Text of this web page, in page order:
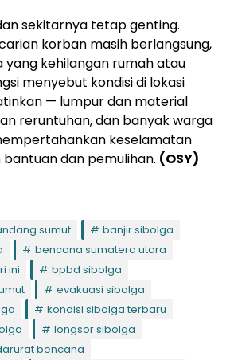
sekitarnya tetap genting.
korban masih berlangsung,
kehilangan rumah atau
menyebut kondisi di lokasi
— lumpur dan material
reruntuhan, dan banyak warga
keselamatan
dan pemulihan. (OSY)
sumut
banjir sibolga
bencana sumatera utara
ini
bpbd sibolga
evakuasi sibolga
kondisi sibolga terbaru
longsor sibolga
bencana